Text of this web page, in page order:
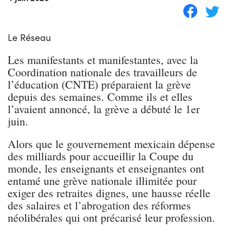
Le Réseau
Les manifestants et manifestantes, avec la
Coordination nationale des travailleurs de
l’éducation (CNTE) préparaient la grève
depuis des semaines. Comme ils et elles
l’avaient annoncé, la grève a débuté le 1er
juin.
Alors que le gouvernement mexicain dépense
des milliards pour accueillir la Coupe du
monde, les enseignants et enseignantes ont
entamé une grève nationale illimitée pour
exiger des retraites dignes, une hausse réelle
des salaires et l’abrogation des réformes
néolibérales qui ont précarisé leur profession.